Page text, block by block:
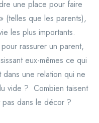
une place pour faire
(telles que les parents),
les plus importants.
rassurer un parent,
eux-mêmes ce qui
une relation qui ne
vide ? Combien taisent
pas dans le décor ?